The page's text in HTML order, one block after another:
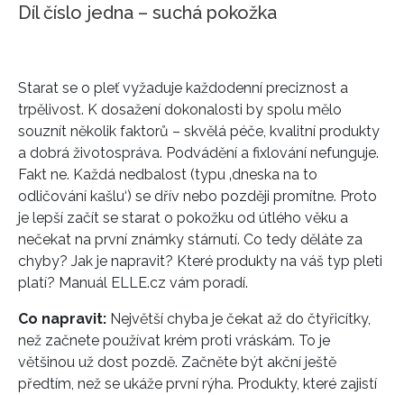
Díl číslo jedna – suchá pokožka
Starat se o pleť vyžaduje každodenní preciznost a
trpělivost. K dosažení dokonalosti by spolu mělo
souznít několik faktorů – skvělá péče, kvalitní produkty
a dobrá životospráva. Podvádění a fixlování nefunguje.
Fakt ne. Každá nedbalost (typu ‚dneska na to
odličování kašlu‘) se dřív nebo později promítne. Proto
je lepší začít se starat o pokožku od útlého věku a
nečekat na první známky stárnutí. Co tedy děláte za
chyby? Jak je napravit? Které produkty na váš typ pleti
platí? Manuál ELLE.cz vám poradí.
Co napravit: Největší chyba je čekat až do čtyřicítky,
než začnete používat krém proti vráskám. To je
většinou už dost pozdě. Začněte být akční ještě
předtím, než se ukáže první rýha. Produkty, které zajistí